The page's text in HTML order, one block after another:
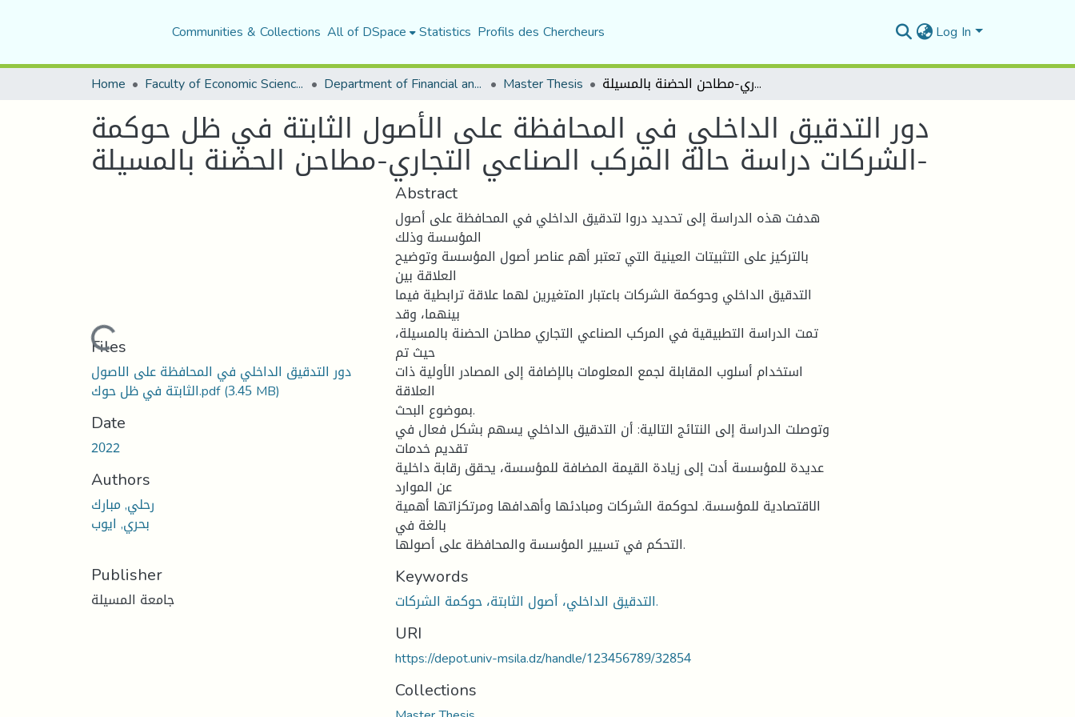
Communities & Collections All of DSpace Statistics Profils des Chercheurs Log In
Home Faculty of Economic Sciences, Commerce and Management Sciences Department of Financial and Accounting Sciences Master Thesis دور التدقيق الداخلي في المحافظة على الأصول الثابتة في ظل حوكمة الشركات دراسة حالة المركب الصناعي التجاري-مطاحن الحضنة بالمسيلة-
دور التدقيق الداخلي في المحافظة على الأصول الثابتة في ظل حوكمة
الشركات دراسة حالة المركب الصناعي التجاري-مطاحن الحضنة بالمسيلة-
Loading...
Files
دور التدقيق الداخلي في المحافظة على الاصول
الثابتة في ظل حوك.pdf(3.45 MB)
Date
2022
Authors
رحلي, مبارك
بحري, ايوب
Publisher
جامعة المسيلة
Abstract
هدفت هذه الدراسة إلى تحديد دروا لتدقيق الداخلي في المحافظة على أصول
المؤسسة وذلك
بالتركيز على التثبيتات العينية التي تعتبر أهم عناصر أصول المؤسسة وتوضيح
العلاقة بين
التدقيق الداخلي وحوكمة الشركات باعتبار المتغيرين لهما علاقة ترابطية فيما
بينهما، وقد
تمت الدراسة التطبيقية في المركب الصناعي التجاري مطاحن الحضنة بالمسيلة،
حيث تم
استخدام أسلوب المقابلة لجمع المعلومات بالإضافة إلى المصادر الأولية ذات
العلاقة
بموضوع البحث.
وتوصلت الدراسة إلى النتائج التالية: أن التدقيق الداخلي يسهم بشكل فعال في
تقديم خدمات
عديدة للمؤسسة أدت إلى زيادة القيمة المضافة للمؤسسة، يحقق رقابة داخلية
عن الموارد
الاقتصادية للمؤسسة. لحوكمة الشركات ومبادئها وأهدافها ومرتكزاتها أهمية
بالغة في
التحكم في تسيير المؤسسة والمحافظة على أصولها.
Keywords
التدقيق الداخلي، أصول الثابتة، حوكمة الشركات.
URI
https://depot.univ-msila.dz/handle/123456789/32854
Collections